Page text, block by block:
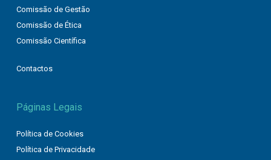
Comissão de Gestão
Comissão de Ética
Comissão Científica
Contactos
Páginas Legais
Política de Cookies
Política de Privacidade